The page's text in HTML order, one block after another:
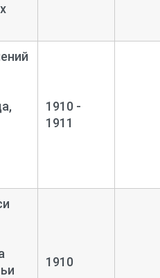
1910 -
1911
1910